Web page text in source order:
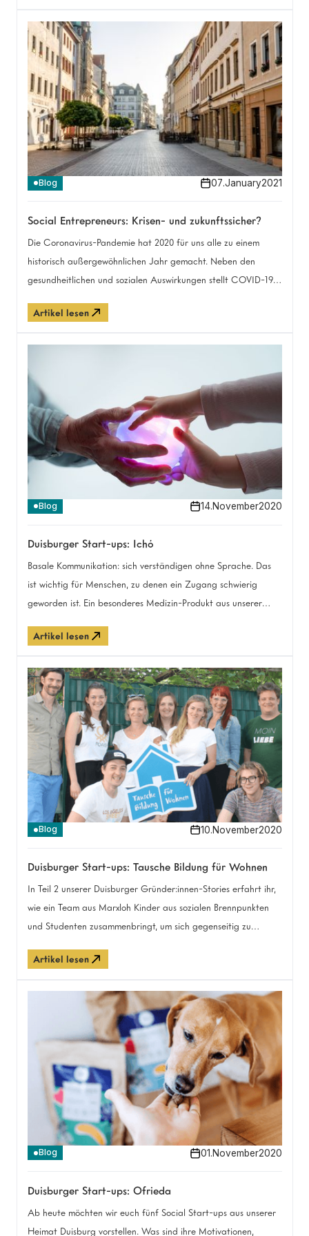
Zukunftsfragen teilhaben lassen: Im Anthropia-Podcast
Aufwind Zukunft.
Blog 07.January2021
Social Entrepreneurs: Krisen- und zukunftssicher?
Die Coronavirus-Pandemie hat 2020 für uns alle zu einem
historisch außergewöhnlichen Jahr gemacht. Neben den
gesundheitlichen und sozialen Auswirkungen stellt COVID-19
Unternehmen kämpfen vielerorts um ihre Existenz. Wir haben
Artikel lesen
Blog 14.November2020
Duisburger Start-ups: Ichó
Basale Kommunikation: sich verständigen ohne Sprache. Das
ist wichtig für Menschen, zu denen ein Zugang schwierig
geworden ist. Ein besonderes Medizin-Produkt aus unserer
Artikel lesen
Blog 10.November2020
Duisburger Start-ups: Tausche Bildung für Wohnen
In Teil 2 unserer Duisburger Gründer:innen-Stories erfahrt ihr,
wie ein Team aus Marxloh Kinder aus sozialen Brennpunkten
und Studenten zusammenbringt, um sich gegenseitig zu
Artikel lesen
Blog 01.November2020
Duisburger Start-ups: Ofrieda
Ab heute möchten wir euch fünf Social Start-ups aus unserer
Heimat Duisburg vorstellen. Was sind ihre Motivationen,